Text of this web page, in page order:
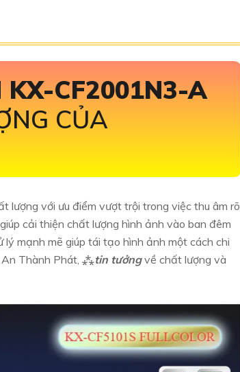
KX-CF2001N3-A
CỦA
lượng với ưu điểm vượt trội trong việc thu âm rõ
cải thiện chất lượng hình ảnh vào ban đêm
mạnh mẽ giúp tái tạo hình ảnh một cách chi
An Thành Phát, ⁂tin tưởngvề chất lượng và